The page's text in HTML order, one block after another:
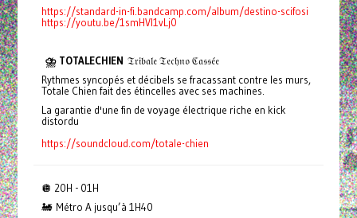
https://standard-in-fi.bandcamp.com/album/destino-scifosi
https://youtu.be/1smHVI1vLj0
⛈️ TOTALECHIEN 𝔗𝔯𝔦𝔟𝔞𝔩𝔢 𝔗𝔢𝔠𝔥𝔫𝔬 ℭ𝔞𝔰𝔰𝔢́𝔢
Rythmes syncopés et décibels se fracassant contre les murs,
Totale Chien fait des étincelles avec ses machines.
La garantie d'une fin de voyage électrique riche en kick
distordu
https://soundcloud.com/totale-chien
🪩 20H - 01H
🚂 Métro A jusqu’à 1H40